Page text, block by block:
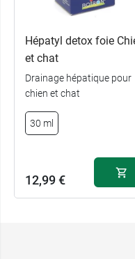
préconisons
Hépatyl detox foie
et chat
Drainage hépatique pour
chien et chat
30 ml
12,99 €